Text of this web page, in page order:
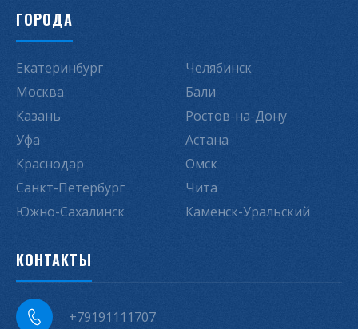
ГОРОДА
Екатеринбург
Москва
Казань
Уфа
Краснодар
Санкт-Петербург
Южно-Сахалинск
Челябинск
Бали
Ростов-на-Дону
Астана
Омск
Чита
Каменск-Уральский
КОНТАКТЫ
+79191111707